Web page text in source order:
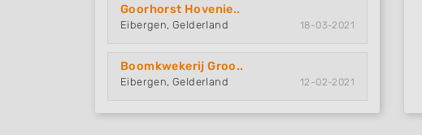
Goorhorst Hovenie..
Eibergen, Gelderland 18-03-2021
Boomkwekerij Groo..
Eibergen, Gelderland 12-02-2021